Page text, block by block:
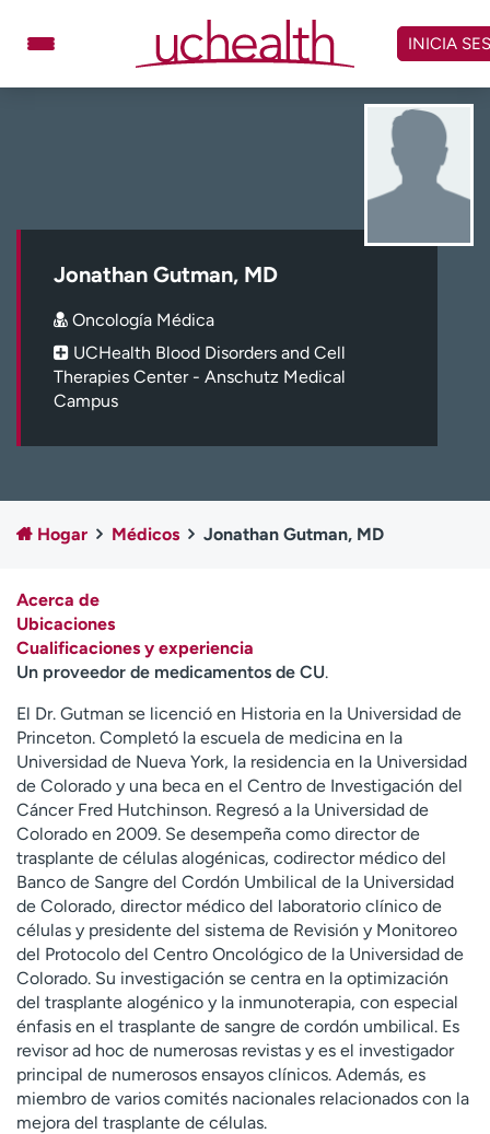
contenido
Inicie sesión en My Health Connection
Ready. Set. CO.
Ensayos clínicos
Empleados
Profesionales
comunicación
Contáctenos
A
y
ú
d
a
m
e
a
e
n
c
o
n
t
r
a
r
INICIA
Jonathan Gutman, MD
Oncología Médica
UCHealth Blood Disorders and Cell
Therapies Center - Anschutz Medical
Campus
Hogar Médicos Jonathan Gutman, MD
Acerca de
Ubicaciones
Cualificaciones y experiencia
Un proveedor de medicamentos de CU.
El Dr. Gutman se licenció en Historia en la Universidad de
Princeton. Completó la escuela de medicina en la
Universidad de Nueva York, la residencia en la Universidad
de Colorado y una beca en el Centro de Investigación del
Cáncer Fred Hutchinson. Regresó a la Universidad de
Colorado en 2009. Se desempeña como director de
trasplante de células alogénicas, codirector médico del
Banco de Sangre del Cordón Umbilical de la Universidad
de Colorado, director médico del laboratorio clínico de
células y presidente del sistema de Revisión y Monitoreo
del Protocolo del Centro Oncológico de la Universidad de
Colorado. Su investigación se centra en la optimización
del trasplante alogénico y la inmunoterapia, con especial
énfasis en el trasplante de sangre de cordón umbilical. Es
revisor ad hoc de numerosas revistas y es el investigador
principal de numerosos ensayos clínicos. Además, es
miembro de varios comités nacionales relacionados con la
mejora del trasplante de células.